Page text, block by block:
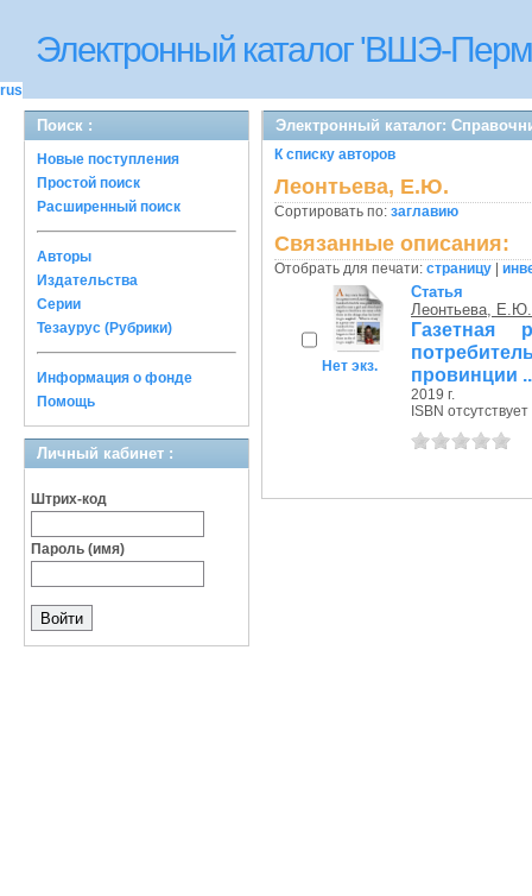
Электронный каталог 'ВШЭ-
rus
Поиск :
Новые поступления
Простой поиск
Расширенный поиск
Авторы
Издательства
Серии
Тезаурус (Рубрики)
Информация о фонде
Помощь
Личный кабинет :
Штрих-код
Пароль (имя)
Электронный каталог:
К списку авторов
Леонтьева, Е.Ю.
Сортировать по: заглавию
Связанные описания:
Отобрать для печати: страницу
Нет экз.
Статья
Леонтьева, Е.Ю.
Газетная
провинции
2019 г.
ISBN отсутствует